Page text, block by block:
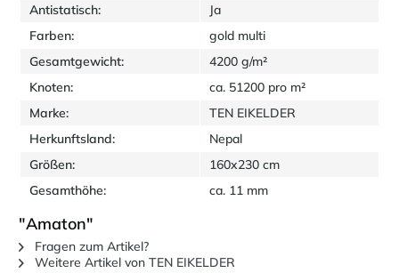
Antistatisch:
Ja
Farben:
gold multi
Gesamtgewicht:
4200 g/m²
Knoten:
ca. 51200 pro m²
Marke:
TEN EIKELDER
Herkunftsland:
Nepal
Größen:
160x230 cm
Gesamthöhe:
ca. 11 mm
"Amaton"
Fragen zum Artikel?
Weitere Artikel von TEN EIKELDER